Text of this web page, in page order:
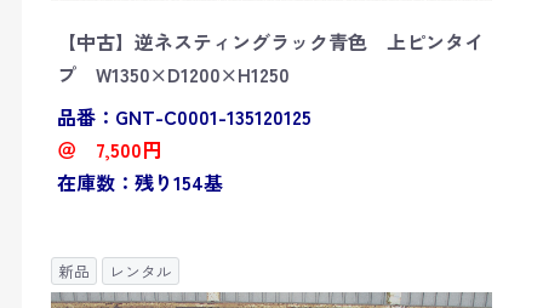
【中古】逆ネスティングラック青色 上ピンタイ
プ W1350×D1200×H1250
品番：GNT-C0001-135120125
＠ 7,500円
在庫数：残り154基
新品 レンタル